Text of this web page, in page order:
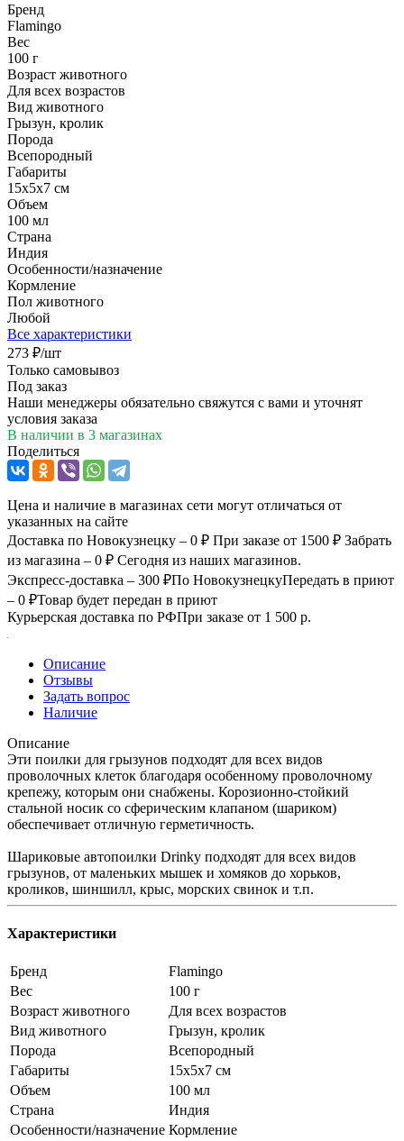
Бренд
Flamingo
Вес
100 г
Возраст животного
Для всех возрастов
Вид животного
Грызун, кролик
Порода
Всепородный
Габариты
15х5х7 см
Объем
100 мл
Страна
Индия
Особенности/назначение
Кормление
Пол животного
Любой
Все характеристики
273 ₽/шт
Только самовывоз
Под заказ
Наши менеджеры обязательно свяжутся с вами и уточнят
условия заказа
В наличии в 3 магазинах
Поделиться
Цена и наличие в магазинах сети могут отличаться от
указанных на сайте
Доставка по Новокузнецку – 0 ₽ При заказе от 1500 ₽ Забрать
из магазина – 0 ₽ Сегодня из наших магазинов.
Экспресс-доставка – 300 ₽По НовокузнецкуПередать в приют
– 0 ₽Товар будет передан в приют
Курьерская доставка по РФПри заказе от 1 500 р.
Описание
Отзывы
Задать вопрос
Наличие
Описание
Эти поилки для грызунов подходят для всех видов
проволочных клеток благодаря особенному проволочному
крепежу, которым они снабжены. Корозионно-стойкий
стальной носик со сферическим клапаном (шариком)
обеспечивает отличную герметичность.
Шариковые автопоилки Drinky подходят для всех видов
грызунов, от маленьких мышек и хомяков до хорьков,
кроликов, шиншилл, крыс, морских свинок и т.п.
Характеристики
Бренд
Flamingo
Вес
100 г
Возраст животного
Для всех возрастов
Вид животного
Грызун, кролик
Порода
Всепородный
Габариты
15х5х7 см
Объем
100 мл
Страна
Индия
Особенности/назначение Кормление